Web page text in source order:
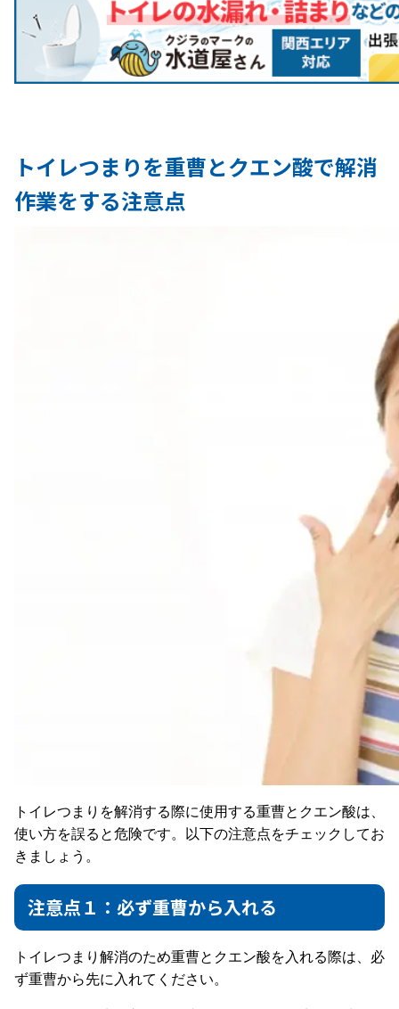
トイレつまりを重曹とクエン酸で解消
作業をする注意点
トイレつまりを解消する際に使用する重曹とクエン酸は、
使い方を誤ると危険です。以下の注意点をチェックしてお
きましょう。
注意点１：必ず重曹から入れる
トイレつまり解消のため重曹とクエン酸を入れる際は、必
ず重曹から先に入れてください。